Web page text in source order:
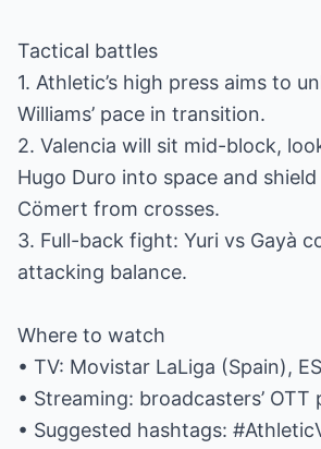
Tactical battles
1. Athletic’s high press aims to
Williams’ pace in transition.
2. Valencia will sit mid-block,
Hugo Duro into space and
Cömert from crosses.
3. Full-back fight: Yuri vs Gayà
attacking balance.
Where to watch
• TV: Movistar LaLiga (Spain),
• Streaming: broadcasters’ OTT
• Suggested hashtags: